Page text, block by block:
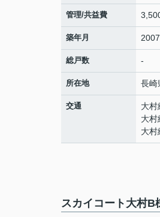
管理/共益費
築年月
総戸数 -
所在地 長崎
交通 大村
大村
大村
スカイコート大村B